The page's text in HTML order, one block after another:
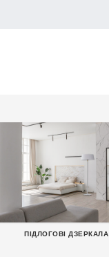
ПІДЛОГОВІ ДЗЕРКАЛА